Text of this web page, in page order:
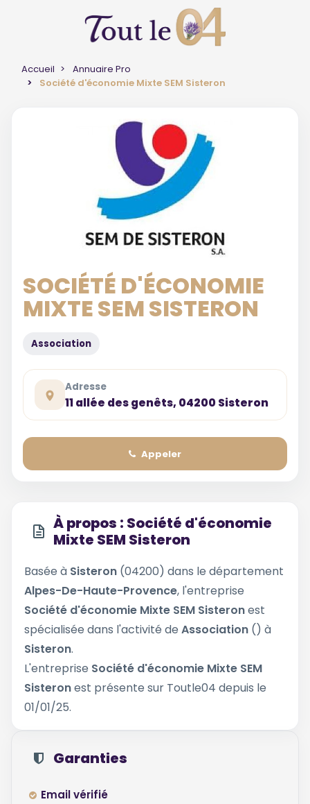
Accueil
Annuaire Pro
Société d'économie Mixte SEM Sisteron
SOCIÉTÉ D'ÉCONOMIE
MIXTE SEM SISTERON
Association
Adresse
11 allée des genêts, 04200 Sisteron
Appeler
À propos : Société d'économie
Mixte SEM Sisteron
Basée à Sisteron (04200) dans le département
Alpes-De-Haute-Provence, l'entreprise
Société d'économie Mixte SEM Sisteronest
spécialisée dans l'activité de Association () à
Sisteron.
L'entreprise Société d'économie Mixte SEM
Sisteronest présente sur Toutle04 depuis le
01/01/25.
Garanties
Email vérifié